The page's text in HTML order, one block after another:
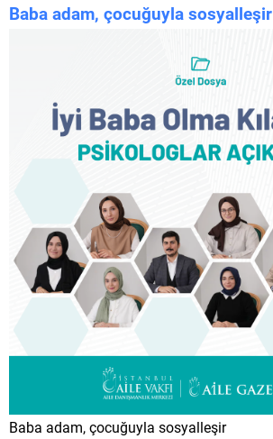
Baba adam, çocuğuyla sosyalleşir
Baba adam, çocuğuyla sosyalleşir